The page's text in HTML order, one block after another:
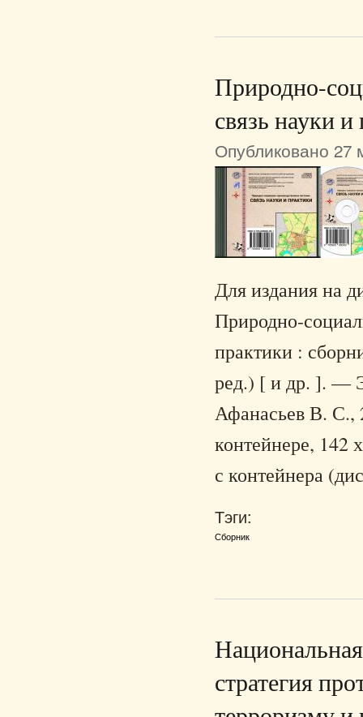
Природно-
связь науки
Опубликовано 27
Для издания на
Природно-
практики :
ред.) [ и др. ]. —
Афанасьев В. С.,
контейнере,
с контейнера
Тэги:
Сборник
стратегия